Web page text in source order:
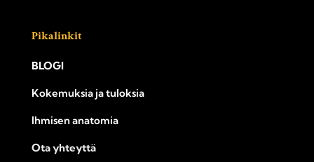
Pikalinkit
BLOGI
Kokemuksia ja tuloksia
Ihmisen anatomia
Ota yhteyttä